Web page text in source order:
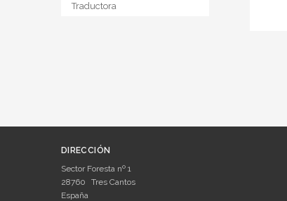
Traductora
DIRECCIÓN
Sector Foresta nº 1
28760
Tres Cantos
España